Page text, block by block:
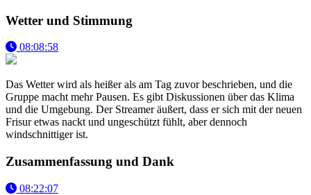
Wetter und Stimmung
08:08:58
Das Wetter wird als heißer als am Tag zuvor beschrieben, und die
Gruppe macht mehr Pausen. Es gibt Diskussionen über das Klima
und die Umgebung. Der Streamer äußert, dass er sich mit der neuen
Frisur etwas nackt und ungeschützt fühlt, aber dennoch
windschnittiger ist.
Zusammenfassung und Dank
08:22:07